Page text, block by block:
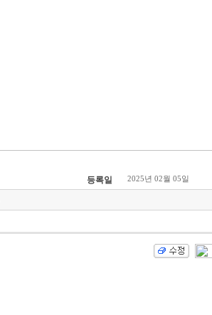
등록일 2025년 02월 05일